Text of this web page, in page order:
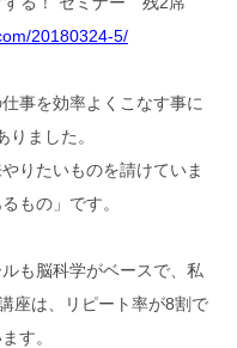
20180324-5/
事を効率よくこなす事に
ました。
りたいものを請けていま
もの」です。
も脳科学がベースで、私
座は、リピート率が8割で
す。